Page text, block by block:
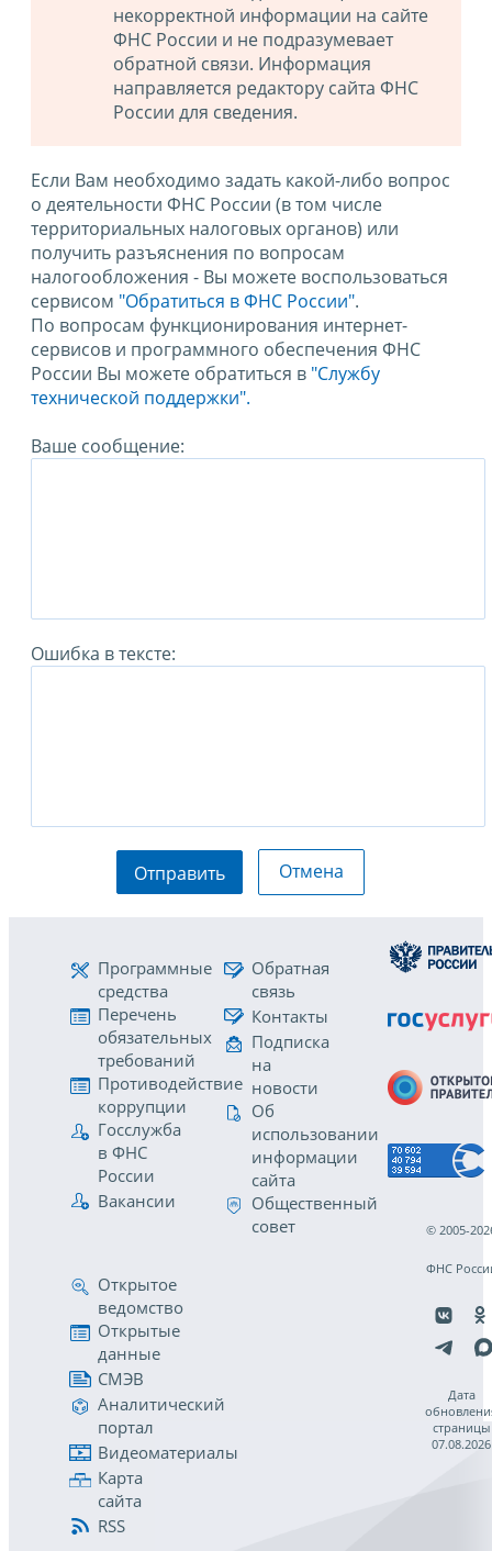
некорректной информации на сайте
ФНС России и не подразумевает
обратной связи. Информация
направляется редактору сайта ФНС
России для сведения.
Если Вам необходимо задать какой-либо вопрос
о деятельности ФНС России (в том числе
территориальных налоговых органов) или
получить разъяснения по вопросам
налогообложения - Вы можете воспользоваться
сервисом "Обратиться в ФНС России".
По вопросам функционирования интернет-
сервисов и программного обеспечения ФНС
России Вы можете обратиться в "Службу
технической поддержки".
Ваше сообщение:
Ошибка в тексте:
Отправить Отмена
Программные
средства
Перечень
обязательных
требований
Противодействие
коррупции
Госслужба
в ФНС
России
Вакансии
Обратная
связь
Контакты
Подписка
на
новости
Об
использовании
информации
сайта
Общественный
совет
Открытое
ведомство
Открытые
данные
СМЭВ
Аналитический
портал
Видеоматериалы
Карта
сайта
RSS
© 2005-
ФНС
Дата
страницы
07.08.2026